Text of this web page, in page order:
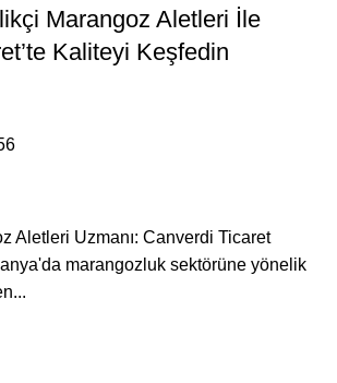
Marangoz Aletleri İle
Kaliteyi Keşfedin
Aletleri Uzmanı: Canverdi Ticaret
marangozluk sektörüne yönelik